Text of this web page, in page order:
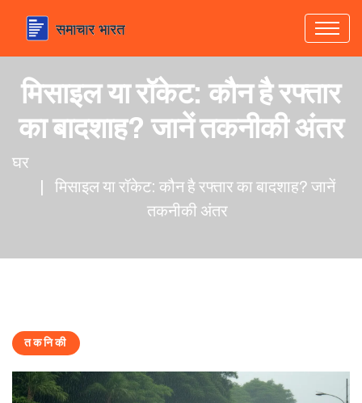
मिसाइल या रॉकेट: कौन है रफ्तार
का बादशाह? जानें तकनीकी अंतर
घर
मिसाइल या रॉकेट: कौन है रफ्तार का बादशाह? जानें
तकनीकी अंतर
तकनिकी